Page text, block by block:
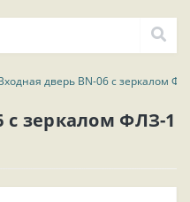
дверь BN-06 с зеркалом
с зеркалом ФЛЗ-1